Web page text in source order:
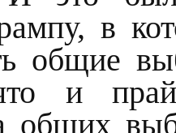
в
общие
и
общих